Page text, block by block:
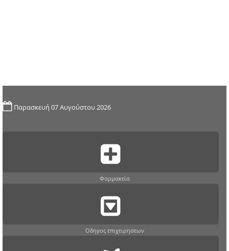
Παρασκευή 07 Αυγούστου 2026
Φαρμακεία
Οδηγος επιχειρησεων